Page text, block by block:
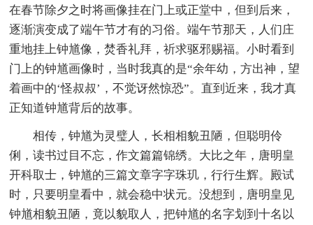
在春节除夕之时将画像挂在门上或正堂中，但到后来，
逐渐演变成了端午节才有的习俗。端午节那天，人们庄
重地挂上钟馗像，焚香礼拜，祈求驱邪赐福。小时看到
门上的钟馗画像时，当时我真的是“余年幼，方出神，望
着画中的‘怪叔叔’，不觉讶然惊恐”。直到近来，我才真
正知道钟馗背后的故事。
相传，钟馗为灵璧人，长相相貌丑陋，但聪明伶
俐，读书过目不忘，作文篇篇锦绣。大比之年，唐明皇
开科取士，钟馗的三篇文章字字珠玑，行行生辉。殿试
时，只要明皇看中，就会稳中状元。没想到，唐明皇见
钟馗相貌丑陋，竟以貌取人，把钟馗的名字划到十名以